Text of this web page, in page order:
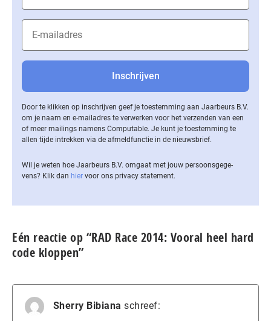
Door te klikken op inschrijven geef je toestemming aan Jaarbeurs B.V.
om je naam en e-mailadres te verwerken voor het verzenden van een
of meer mailings namens Computable. Je kunt je toestemming te
allen tijde intrekken via de af­meld­func­tie in de nieuwsbrief.
Wil je weten hoe Jaarbeurs B.V. omgaat met jouw per­soons­ge­ge­
vens? Klik dan hier voor ons privacy statement.
Eén reactie op “RAD Race 2014: Vooral heel hard
code kloppen”
Sherry Bibiana schreef: